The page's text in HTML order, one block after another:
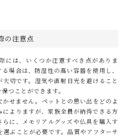
の注意点
には、いくつか注意すべき点がありま
場合は、防湿性の高い容器を使用し、
切です。湿気や直射日光を避けること
つことができます。
せません。ペットとの思い出をどのよ
よりますが、家族全員が納得できる方
に、メモリアルグッズや仏具を購入す
ぶことが必要です。品質やアフターサ